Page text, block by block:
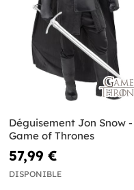
Déguisement Jon Snow -
Game of Thrones
57,99 €
DISPONIBLE